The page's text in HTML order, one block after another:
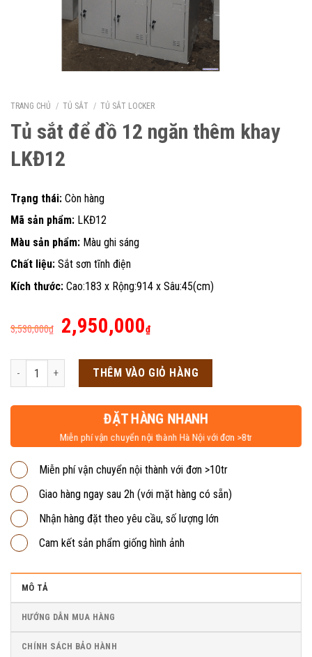
TRANG CHỦ / TỦ SẮT / TỦ SẮT LOCKER
Tủ sắt để đồ 12 ngăn thêm khay
LKĐ12
Trạng thái: Còn hàng
Mã sản phẩm: LKĐ12
Màu sản phẩm: Màu ghi sáng
Chất liệu: Sắt sơn tĩnh điện
Kích thước: Cao:183 x Rộng:914 x Sâu:45(cm)
3,530,000₫
Giá
gốc
là:
3,530,000₫.
2,950,000₫Giá
tại
là:
2,950,000₫.
Tủ sắt để đồ 12 ngăn thêm khay LKĐ12 số lượng
THÊM VÀO GIỎ HÀNG
ĐẶT HÀNG NHANH
Miễn phí vận chuyển nội thành Hà Nội với đơn >8tr
Miễn phí vận chuyển nội thành với đơn >10tr
Giao hàng ngay sau 2h (với mặt hàng có sẵn)
Nhận hàng đặt theo yêu cầu, số lượng lớn
Cam kết sản phẩm giống hình ảnh
MÔ TẢ
HƯỚNG DẪN MUA HÀNG
CHÍNH SÁCH BẢO HÀNH